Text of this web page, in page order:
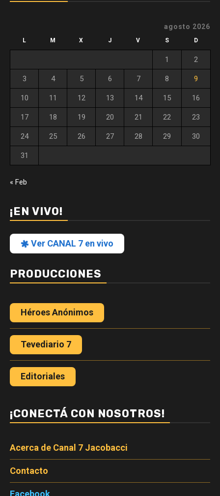
agosto 2026
L M X J V S D
1 2
3 4 5 6 7 8 9
10 11 12 13 14 15 16
17 18 19 20 21 22 23
24 25 26 27 28 29 30
31
« Feb
¡EN VIVO!
Ver CANAL 7 en vivo
PRODUCCIONES
Héroes Anónimos
Tevediario 7
Editoriales
¡CONECTÁ CON NOSOTROS!
Acerca de Canal 7 Jacobacci
Contacto
Facebook